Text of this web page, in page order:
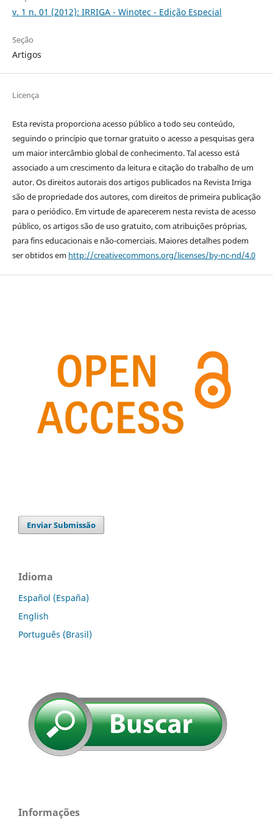
v. 1 n. 01 (2012): IRRIGA - Winotec - Edição Especial
Seção
Artigos
Licença
Esta revista proporciona acesso público a todo seu conteúdo,
seguindo o princípio que tornar gratuito o acesso a pesquisas gera
um maior intercâmbio global de conhecimento. Tal acesso está
associado a um crescimento da leitura e citação do trabalho de um
autor. Os direitos autorais dos artigos publicados na Revista Irriga
são de propriedade dos autores, com direitos de primeira publicação
para o periódico. Em virtude de aparecerem nesta revista de acesso
público, os artigos são de uso gratuito, com atribuições próprias,
para fins educacionais e não-comerciais. Maiores detalhes podem
ser obtidos em http://creativecommons.org/licenses/by-nc-nd/4.0
Enviar Submissão
Idioma
Español (España)
English
Português (Brasil)
Informações